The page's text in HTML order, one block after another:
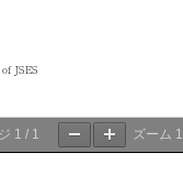
1 / 1 ズーム